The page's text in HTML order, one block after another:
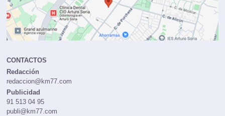
CONTACTOS
Redacción
redaccion@km77.com
Publicidad
91 513 04 95
publi@km77.com